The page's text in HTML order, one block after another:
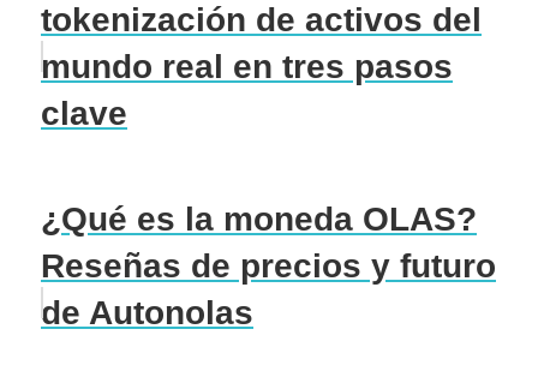
tokenización de activos del
mundo real en tres pasos
clave
¿Qué es la moneda OLAS?
Reseñas de precios y futuro
de Autonolas